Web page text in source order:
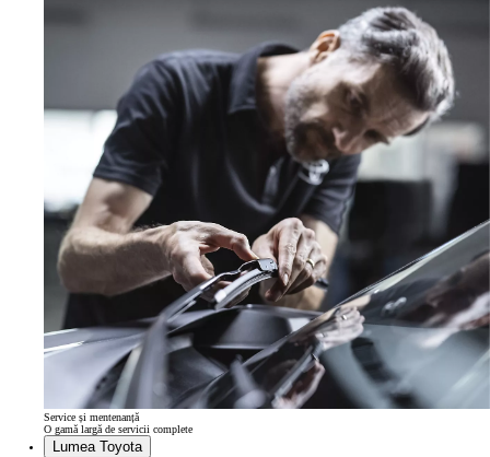
Service și mentenanță
O gamă largă de servicii complete
Lumea Toyota